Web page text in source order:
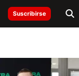
Suscribirse